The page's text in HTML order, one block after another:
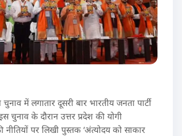
में लगातार दूसरी बार भारतीय जनता पार्टी
चुनाव के दौरान उत्तर प्रदेश की योगी
पर लिखी पुस्तक ‘अंत्योदय को साकार